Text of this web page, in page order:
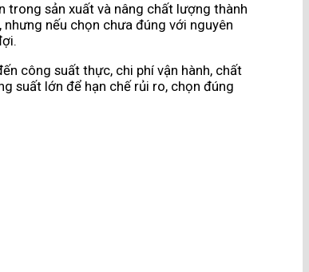
trong sản xuất và nâng chất lượng thành
nếu chọn chưa đúng với nguyên
công suất thực, chi phí vận hành, chất
suất lớn để hạn chế rủi ro, chọn đúng